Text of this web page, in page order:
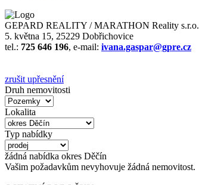
GEPARD REALITY / MARATHON Reality s.r.o.
5. května 15, 25229 Dobřichovice
tel.: 725 646 196, e-mail: ivana.gaspar@gpre.cz
zrušit upřesnění
Druh nemovitosti
Lokalita
Typ nabídky
žádná nabídka okres Děčín
Vašim požadavkům nevyhovuje žádná nemovitost.